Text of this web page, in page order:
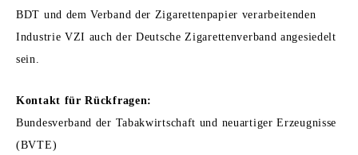
BDT und dem Verband der Zigarettenpapier verarbeitenden
Industrie VZI auch der Deutsche Zigarettenverband angesiedelt
sein.
Kontakt für Rückfragen:
Bundesverband der Tabakwirtschaft und neuartiger Erzeugnisse
(BVTE)